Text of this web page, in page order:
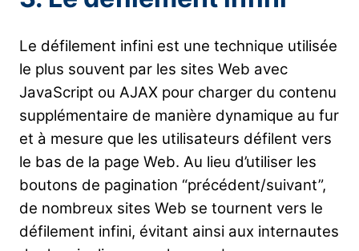
Le défilement infini est une technique utilisée
le plus souvent par les sites Web avec
JavaScript ou AJAX pour charger du contenu
supplémentaire de manière dynamique au fur
et à mesure que les utilisateurs défilent vers
le bas de la page Web. Au lieu d’utiliser les
boutons de pagination “précédent/suivant”,
de nombreux sites Web se tournent vers le
défilement infini, évitant ainsi aux internautes